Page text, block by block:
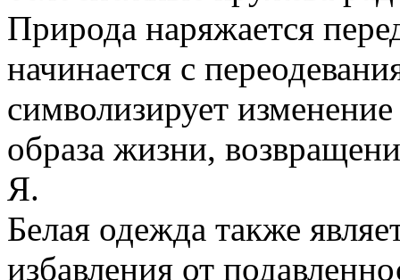
Природа наряжается
начинается с
символизирует
образа жизни,
Я.
Белая одежда также
избавления от